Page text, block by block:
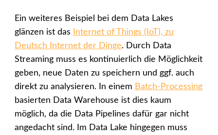
Ein weiteres Beispiel bei dem Data Lakes
glänzen ist das
Internet of Things (IoT), zu
Deutsch Internet der Dinge. Durch Data
Streaming muss es kontinuierlich die Möglichkeit
geben, neue Daten zu speichern und ggf. auch
direkt zu analysieren. In einem Batch-Processing
basierten Data Warehouse ist dies kaum
möglich, da die Data Pipelines dafür gar nicht
angedacht sind. Im Data Lake hingegen muss